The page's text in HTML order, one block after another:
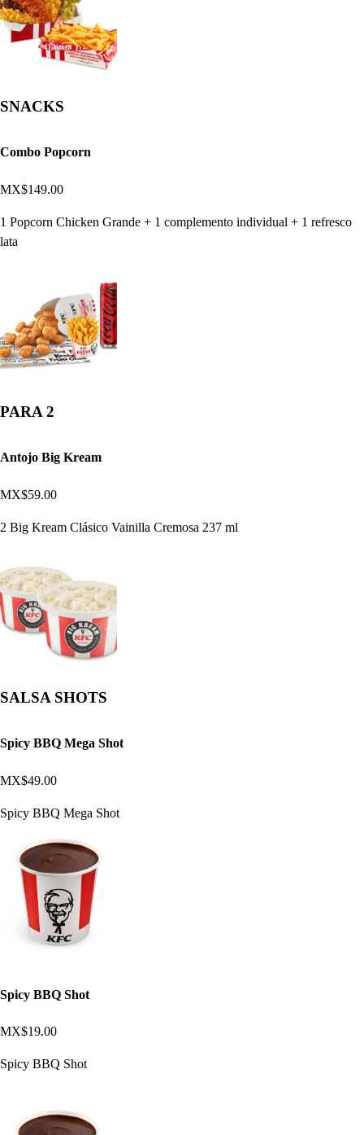
SNACKS
Combo Popcorn
MX$149.00
1 Popcorn Chicken Grande + 1 complemento individual + 1 refresco
lata
PARA 2
Antojo Big Kream
MX$59.00
2 Big Kream Clásico Vainilla Cremosa 237 ml
SALSA SHOTS
Spicy BBQ Mega Shot
MX$49.00
Spicy BBQ Mega Shot
Spicy BBQ Shot
MX$19.00
Spicy BBQ Shot